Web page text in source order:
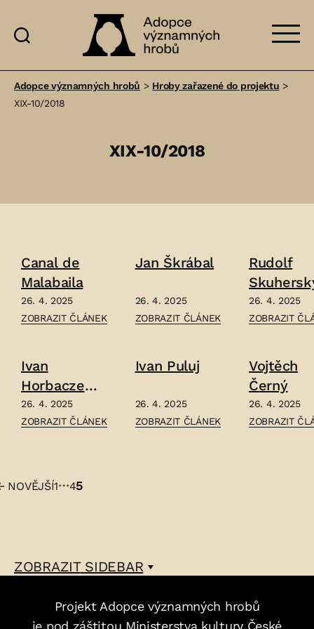
významných
Adopce významných hrobů > Hroby zařazené do projektu >
XIX-10/2018
XIX-10/2018
Canal de
Malabaila
26. 4. 2025
ČLÁNEK:
MALABAILA
–
ZOBRAZIT ČLÁNEK
Jan Škrábal
26. 4. 2025
ČLÁNEK:
–
ZOBRAZIT ČLÁNEK
Rudolf
26. 4. 2025
ČLÁNEK:
–
ZOBRAZIT
Ivan
Horbaczews
ki
26. 4. 2025
ČLÁNEK:
ZOBRAZIT ČLÁNEK
Ivan Puluj
26. 4. 2025
ČLÁNEK:
ZOBRAZIT ČLÁNEK
Vojtěch
Černý
26. 4. 2025
ČLÁNEK:
ZOBRAZIT
Stránkování
NOVĚJŠÍ1…45
ZOBRAZITSIDEBAR
Projekt Adopce významných hrobů
je pod záštitou Ministerstva kultury České